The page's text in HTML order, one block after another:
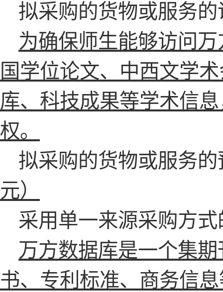
拟采购的货物或服务
为确保师生能够访问
国学位论文、中西文学
库、科技成果等学术信
权。
拟采购的货物或服务
元）
采用单一来源采购方
万方数据库是一个集
书、专利标准、商务信